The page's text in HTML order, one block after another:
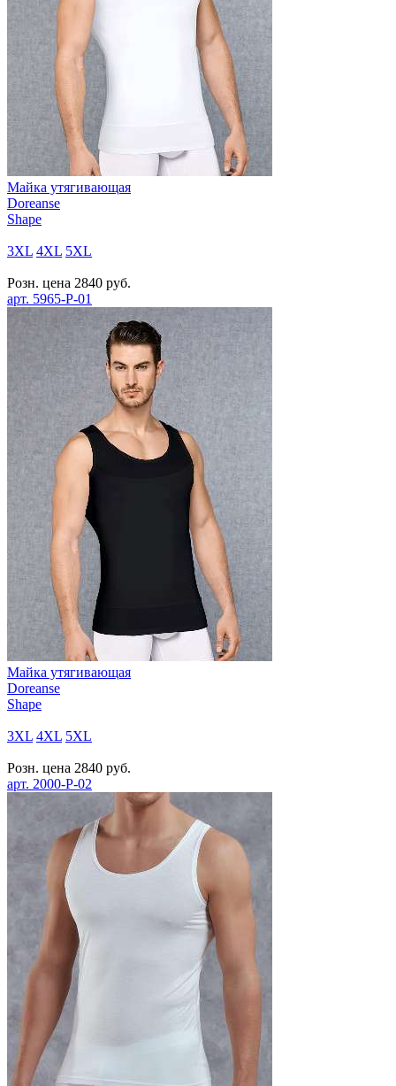
Майка утягивающая
Doreanse
Shape
3XL 4XL 5XL
Розн. цена 2840 руб.
арт. 5965-P-01
Майка утягивающая
Doreanse
Shape
3XL 4XL 5XL
Розн. цена 2840 руб.
арт. 2000-P-02